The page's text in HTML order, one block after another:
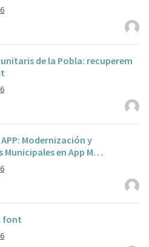
de la Pobla: recuperem
Modernización y
Municipales en App M…
font